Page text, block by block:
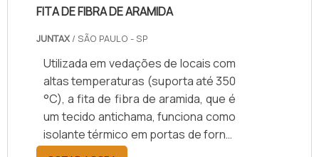
FITA DE FIBRA DE ARAMIDA
JUNTAX / SÃO PAULO - SP
Utilizada em vedações de locais com
altas temperaturas (suporta até 350
°C), a fita de fibra de aramida, que é
um tecido antichama, funciona como
isolante térmico em portas de forno,
estufas, tubulações, chaminés,